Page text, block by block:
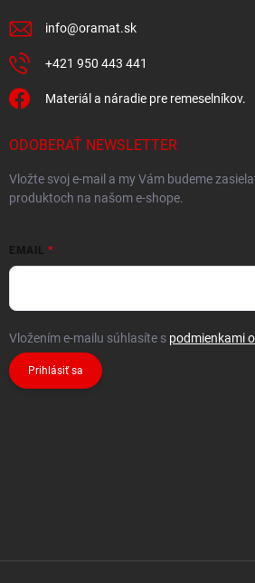
info@oramat.sk
+421 950 443 441
Materiál a náradie pre remeselníkov.
ODOBERAŤ NEWSLETTER
Vložte svoj e-mail a my Vám budeme
produktoch na našom e-shope.
EMAIL
Vložením e-mailu súhlasíte s podmienkami
Prihlásiť sa